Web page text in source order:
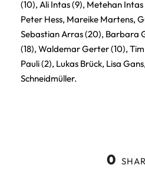
(10), Ali Intas (9), Metehan
Peter Hess, Mareike Martens,
Sebastian Arras (20), Barbara
(18), Waldemar Gerter (10),
Pauli (2), Lukas Brück, Lisa
Schneidmüller.
0